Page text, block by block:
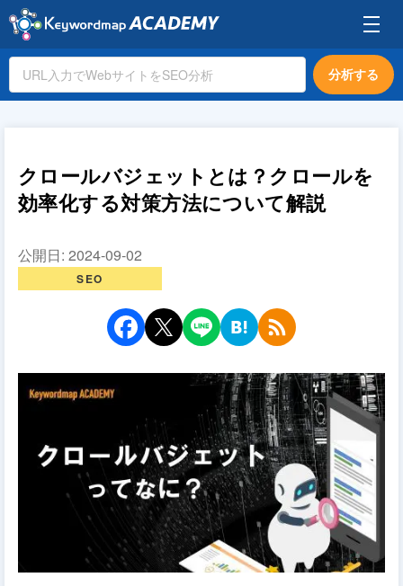
分析する
クロールバジェットとは？クロールを
効率化する対策方法について解説
公開日: 2024-09-02
SEO